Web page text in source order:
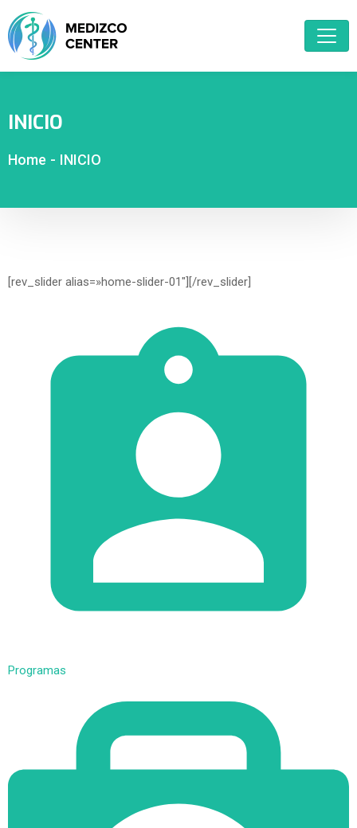
INICIO
Home - INICIO
[rev_slider alias=»home-slider-01″][/rev_slider]
Programas